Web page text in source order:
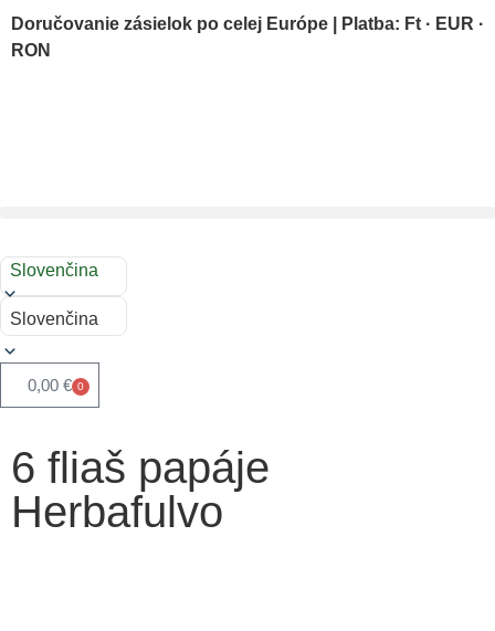
Doručovanie zásielok po celej Európe | Platba: Ft · EUR ·
RON
Slovenčina
Slovenčina
0,00 € 0
6 fliaš papáje
Herbafulvo